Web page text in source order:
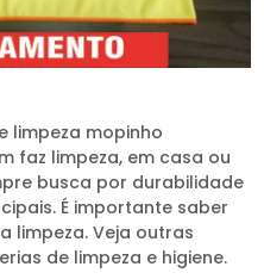
limpeza mopinho
faz limpeza, em casa ou
busca por durabilidade
É importante saber
limpeza. Veja outras
de limpeza e higiene.